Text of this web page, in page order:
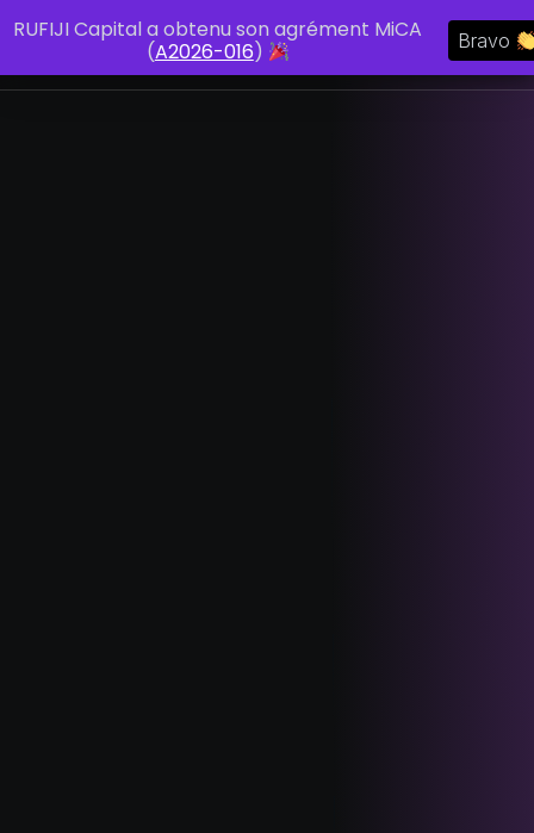
RUFIJI Capital a obtenu son agrément MiCA
(A2026-016) Bravo